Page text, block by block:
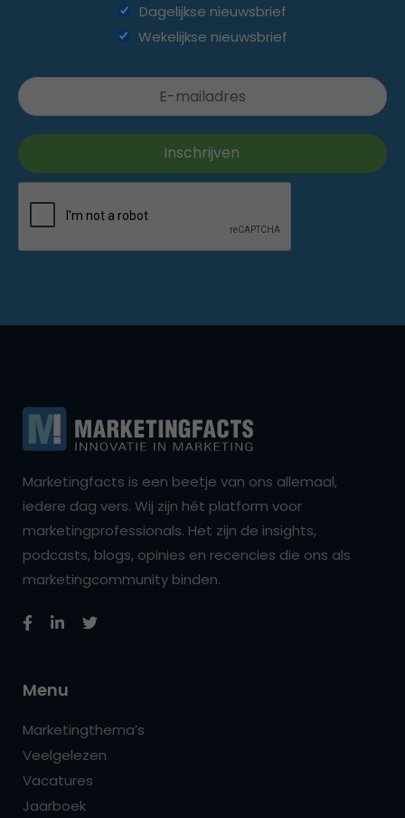
Dagelijkse nieuwsbrief
Wekelijkse nieuwsbrief
Marketingfacts is een beetje van ons allemaal,
iedere dag vers. Wij zijn hét platform voor
marketingprofessionals. Het zijn de insights,
podcasts, blogs, opinies en recencies die ons als
marketingcommunity binden.
Menu
Marketingthema’s
Veelgelezen
Vacatures
Jaarboek